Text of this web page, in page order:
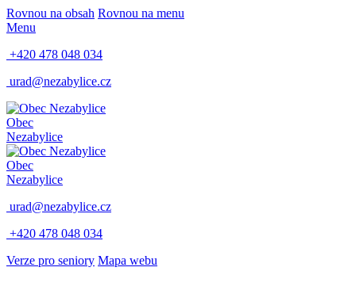
Rovnou na obsah Rovnou na menu
Menu
+420 478 048 034
urad@nezabylice.cz
Obec
Nezabylice
Obec
Nezabylice
urad@nezabylice.cz
+420 478 048 034
Verze pro seniory Mapa webu